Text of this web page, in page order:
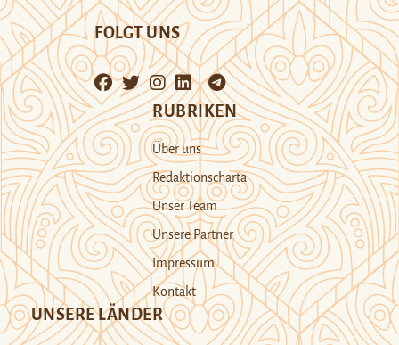
FOLGT UNS
RUBRIKEN
Über uns
Redaktionscharta
Unser Team
Unsere Partner
Impressum
Kontakt
UNSERE LÄNDER